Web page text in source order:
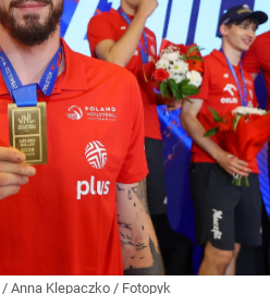
/ Anna Klepaczko / Fotopyk